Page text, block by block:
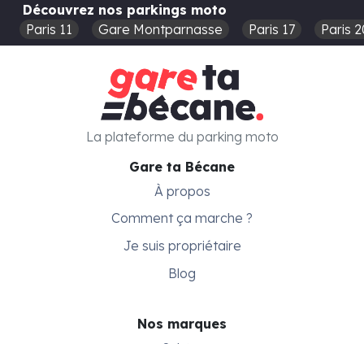
Découvrez nos parkings moto
Paris 11
Gare Montparnasse Paris 17 Paris
Gare ta Bécane
À propos
Comment ça marche ?
Je suis propriétaire
Blog
Nos marques
La plateforme du parking moto